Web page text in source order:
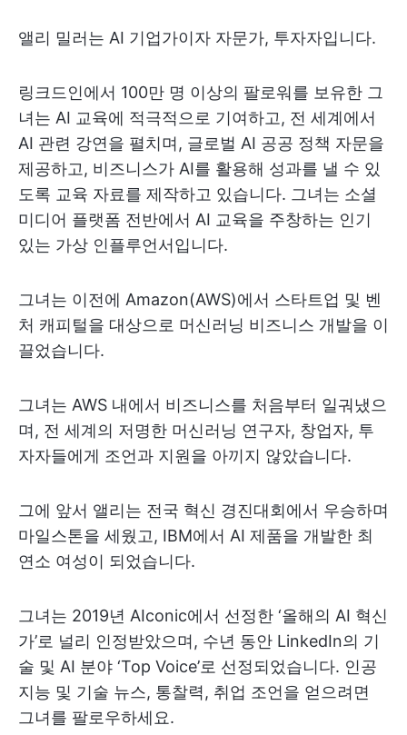
앨리 밀러는 AI 기업가이자 자문가, 투자자입니다.
링크드인에서 100만 명 이상의 팔로워를 보유한 그
녀는 AI 교육에 적극적으로 기여하고, 전 세계에서
AI 관련 강연을 펼치며, 글로벌 AI 공공 정책 자문을
제공하고, 비즈니스가 AI를 활용해 성과를 낼 수 있
도록 교육 자료를 제작하고 있습니다. 그녀는 소셜
미디어 플랫폼 전반에서 AI 교육을 주창하는 인기
있는 가상 인플루언서입니다.
그녀는 이전에 Amazon(AWS)에서 스타트업 및 벤
처 캐피털을 대상으로 머신러닝 비즈니스 개발을 이
끌었습니다.
그녀는 AWS 내에서 비즈니스를 처음부터 일궈냈으
며, 전 세계의 저명한 머신러닝 연구자, 창업자, 투
자자들에게 조언과 지원을 아끼지 않았습니다.
그에 앞서 앨리는 전국 혁신 경진대회에서 우승하며
마일스톤을 세웠고, IBM에서 AI 제품을 개발한 최
연소 여성이 되었습니다.
그녀는 2019년 AIconic에서 선정한 ‘올해의 AI 혁신
가’로 널리 인정받았으며, 수년 동안 LinkedIn의 기
술 및 AI 분야 ‘Top Voice’로 선정되었습니다. 인공
지능 및 기술 뉴스, 통찰력, 취업 조언을 얻으려면
그녀를 팔로우하세요.